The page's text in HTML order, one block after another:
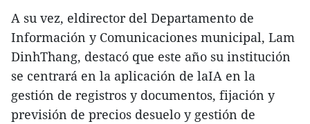
A su vez, eldirector del Departamento de
Información y Comunicaciones municipal, Lam
DinhThang, destacó que este año su institución
se centrará en la aplicación de laIA en la
gestión de registros y documentos, fijación y
previsión de precios desuelo y gestión de